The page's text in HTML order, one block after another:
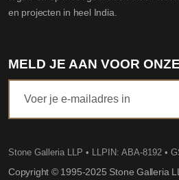
en projecten in heel India.
MELD JE AAN VOOR
Stone Galleria LLP • LLPIN: ABA-8192 •
Copyright © 1995-2025 Stone Galleria